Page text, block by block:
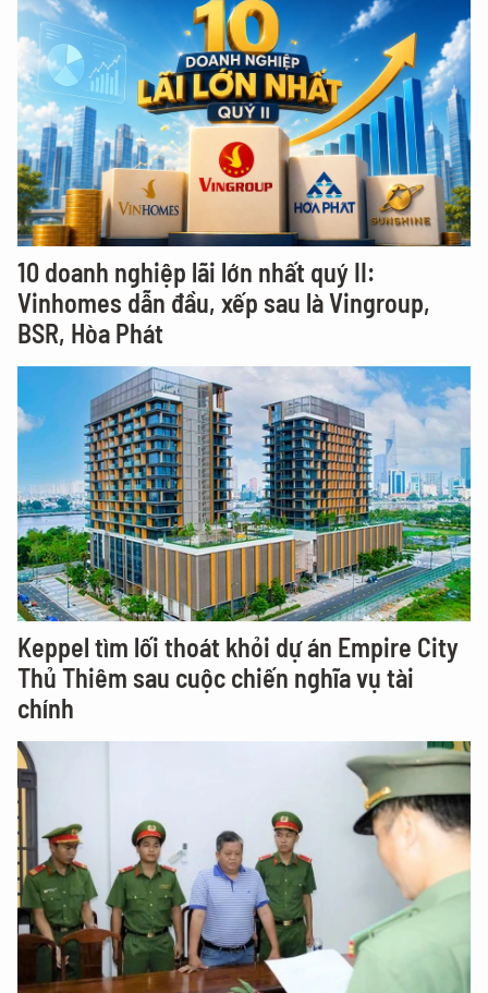
10 doanh nghiệp lãi lớn nhất quý II:
Vinhomes dẫn đầu, xếp sau là Vingroup,
BSR, Hòa Phát
Keppel tìm lối thoát khỏi dự án Empire City
Thủ Thiêm sau cuộc chiến nghĩa vụ tài
chính